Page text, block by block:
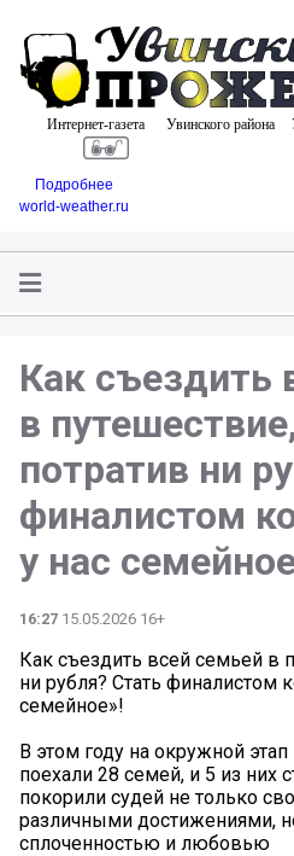
Подробнее
world-weather.ru
Как съездить
в
потратив ни
финалистом
у нас
16:27 15.05.2026 16+
Как съездить всей семьей в
ни рубля? Стать финалистом
семейное»!
В этом году на окружной
поехали 28 семей, и 5 из них
покорили судей не только
различными достижениями,
сплоченностью и любовью